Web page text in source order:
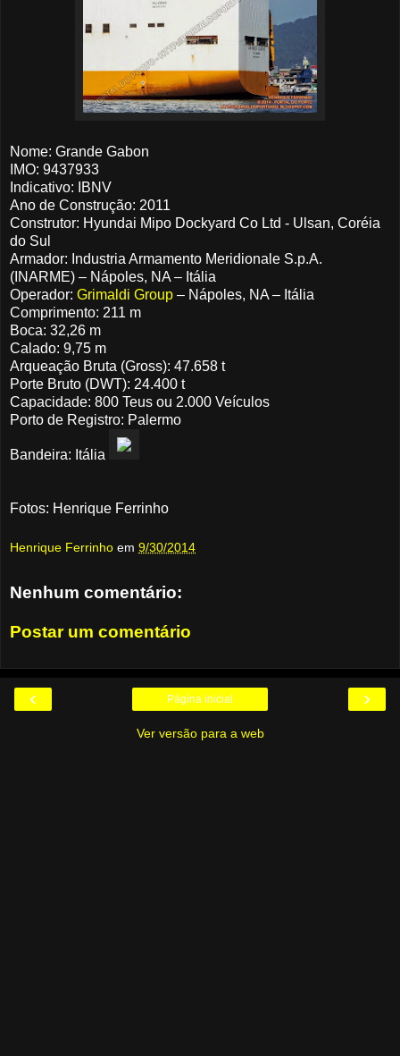
Nome: Grande Gabon
IMO: 9437933
Indicativo: IBNV
Ano de Construção: 2011
Construtor: Hyundai Mipo Dockyard Co Ltd - Ulsan, Coréia
do Sul
Armador: Industria Armamento Meridionale S.p.A.
(INARME) – Nápoles, NA – Itália
Operador: Grimaldi Group – Nápoles, NA – Itália
Comprimento: 211 m
Boca: 32,26 m
Calado: 9,75 m
Arqueação Bruta (Gross): 47.658 t
Porte Bruto (DWT): 24.400 t
Capacidade: 800 Teus ou 2.000 Veículos
Porto de Registro: Palermo
Bandeira: Itália
Fotos: Henrique Ferrinho
Henrique Ferrinho em 9/30/2014
Nenhum comentário:
Postar um comentário
‹ ›
Página inicial
Ver versão para a web